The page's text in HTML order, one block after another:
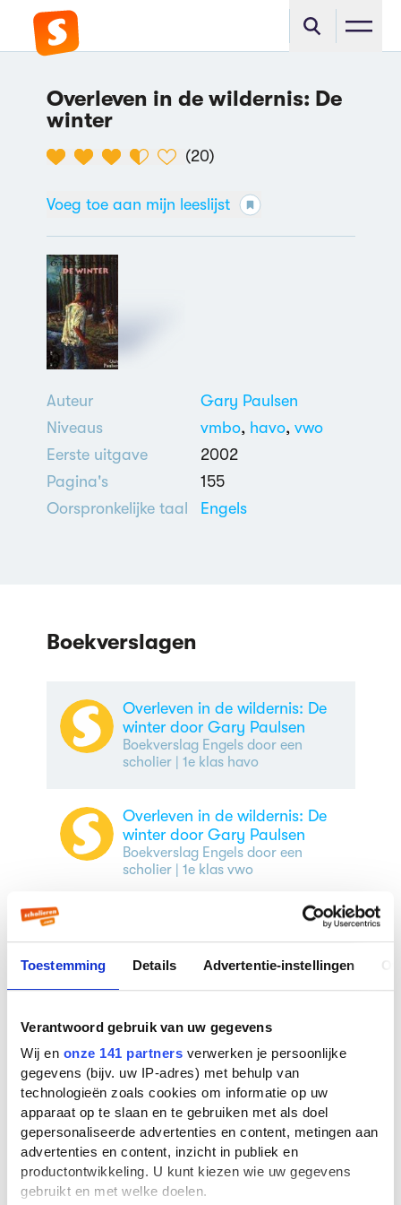
Toestemming Details Advertentie-instellingen
Verantwoord gebruik van uw gegevens
Wij en onze 141 partners verwerken je persoonlijke
gegevens (bijv. uw IP-adres) met behulp van
technologieën zoals cookies om informatie op uw
apparaat op te slaan en te gebruiken met als doel
gepersonaliseerde advertenties en content, metingen aan
advertenties en content, inzicht in publiek en
productontwikkeling. U kunt kiezen wie uw gegevens
gebruikt en met welke doelen.
Overleven in de wildernis: De
winter
(20)
Voeg toe aan mijn leeslijst
Auteur
Gary Paulsen
Niveaus
vmbo, havo, vwo
Eerste uitgave
2002
Pagina's
155
Oorspronkelijke taal
Engels
Boekverslagen
Overleven in de wildernis: De
winter door Gary Paulsen
Boekverslag Engels door een
scholier| 1e klas havo
Overleven in de wildernis: De
winter door Gary Paulsen
Boekverslag Engels door een
scholier| 1e klas vwo
Overleven in de wildernis: De
winter door Gary Paulsen
Boekverslag Engels door een
Overleven in de wildernis: De
winter door Gary Paulsen
Boekverslag Engels door een
scholier | 2e klas vmbo
Veelgestelde vragen over